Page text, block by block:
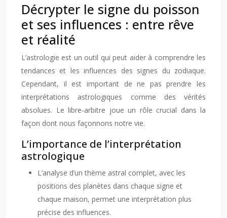
Décrypter le signe du poisson
et ses influences : entre rêve
et réalité
L’astrologie est un outil qui peut aider à comprendre les
tendances et les influences des signes du zodiaque.
Cependant, il est important de ne pas prendre les
interprétations astrologiques comme des vérités
absolues. Le libre-arbitre joue un rôle crucial dans la
façon dont nous façonnons notre vie.
L’importance de l’interprétation
astrologique
L’analyse d’un thème astral complet, avec les
positions des planètes dans chaque signe et
chaque maison, permet une interprétation plus
précise des influences.